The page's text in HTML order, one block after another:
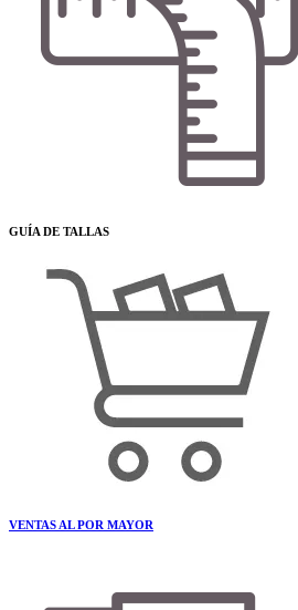
GUÍA DE TALLAS
VENTAS AL POR MAYOR